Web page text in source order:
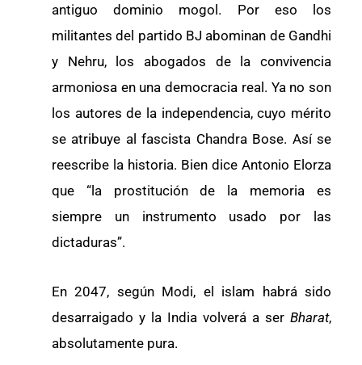
antiguo dominio mogol. Por eso los
militantes del partido BJ abominan de Gandhi
y Nehru, los abogados de la convivencia
armoniosa en una democracia real. Ya no son
los autores de la independencia, cuyo mérito
se atribuye al fascista Chandra Bose. Así se
reescribe la historia. Bien dice Antonio Elorza
que “la prostitución de la memoria es
siempre un instrumento usado por las
dictaduras”.
En 2047, según Modi, el islam habrá sido
desarraigado y la India volverá a ser Bharat,
absolutamente pura.